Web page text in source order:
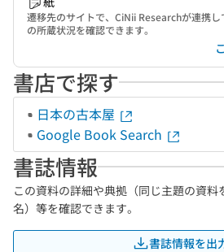
遷移先のサイトで、CiNii Researchが連携
の所蔵状況を確認できます。
書店で探す
日本の古本屋
Google Book Search
書誌情報
この資料の詳細や典拠（同じ主題の資
名）等を確認できます。
書誌情報を出